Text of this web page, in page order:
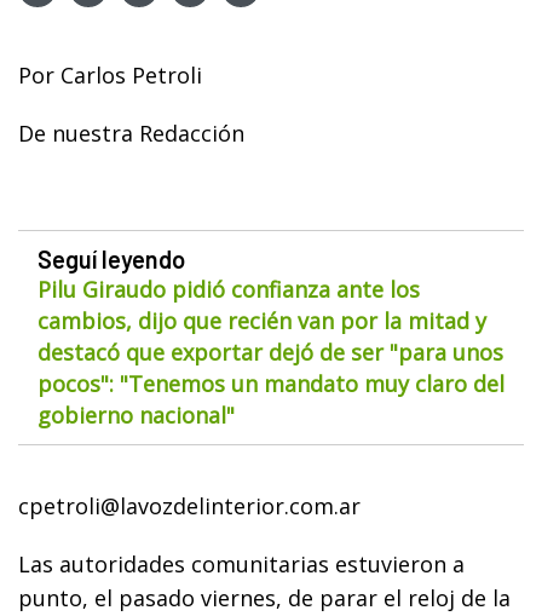
Por Carlos Petroli
De nuestra Redacción
Seguí leyendo
Pilu Giraudo pidió confianza ante los
cambios, dijo que recién van por la mitad y
destacó que exportar dejó de ser "para unos
pocos": "Tenemos un mandato muy claro del
gobierno nacional"
cpetroli@lavozdelinterior.com.ar
Las autoridades comunitarias estuvieron a
punto, el pasado viernes, de parar el reloj de la